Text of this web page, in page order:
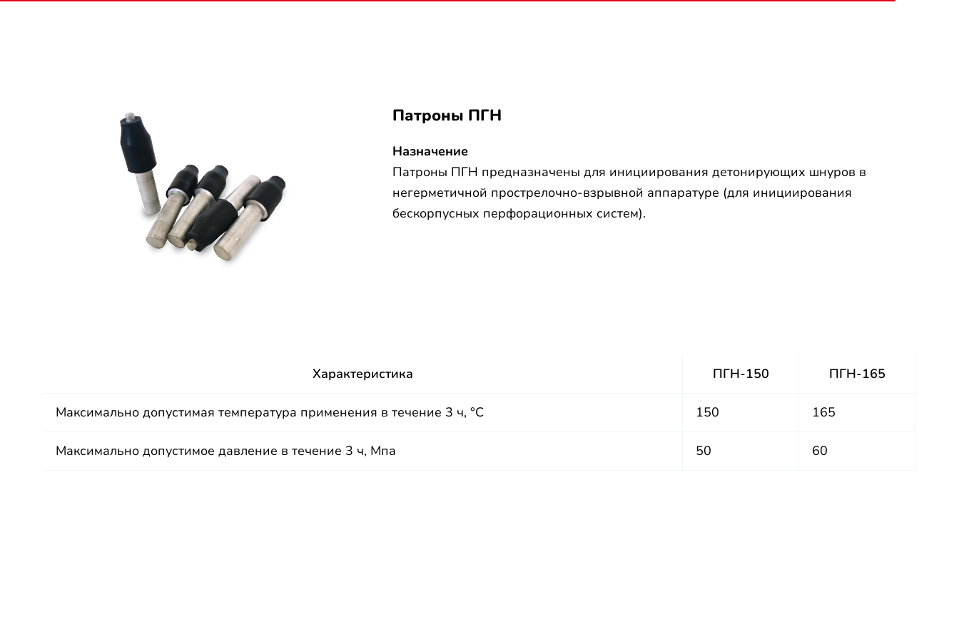
Патроны ПГН
Назначение
Патроны ПГН предназначены для инициирования детонирующих шнуров в
негерметичной прострелочно-взрывной аппаратуре (для инициирования
бескорпусных перфорационных систем).
Характеристика ПГН-150 ПГН-165
Максимально допустимая температура применения в течение 3 ч, °С 150 165
Максимально допустимое давление в течение 3 ч, Мпа 50 60